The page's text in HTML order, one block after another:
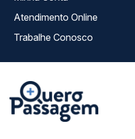
Atendimento Online
Trabalhe Conosco